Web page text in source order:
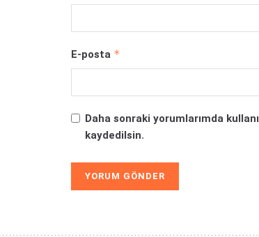
E-posta *
Daha sonraki yorumlarımda
kaydedilsin.